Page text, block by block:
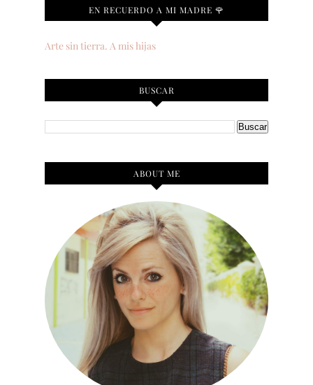
EN RECUERDO A MI MADRE 🌹
Arte sin tierra. A mis hijas
BUSCAR
ABOUT ME